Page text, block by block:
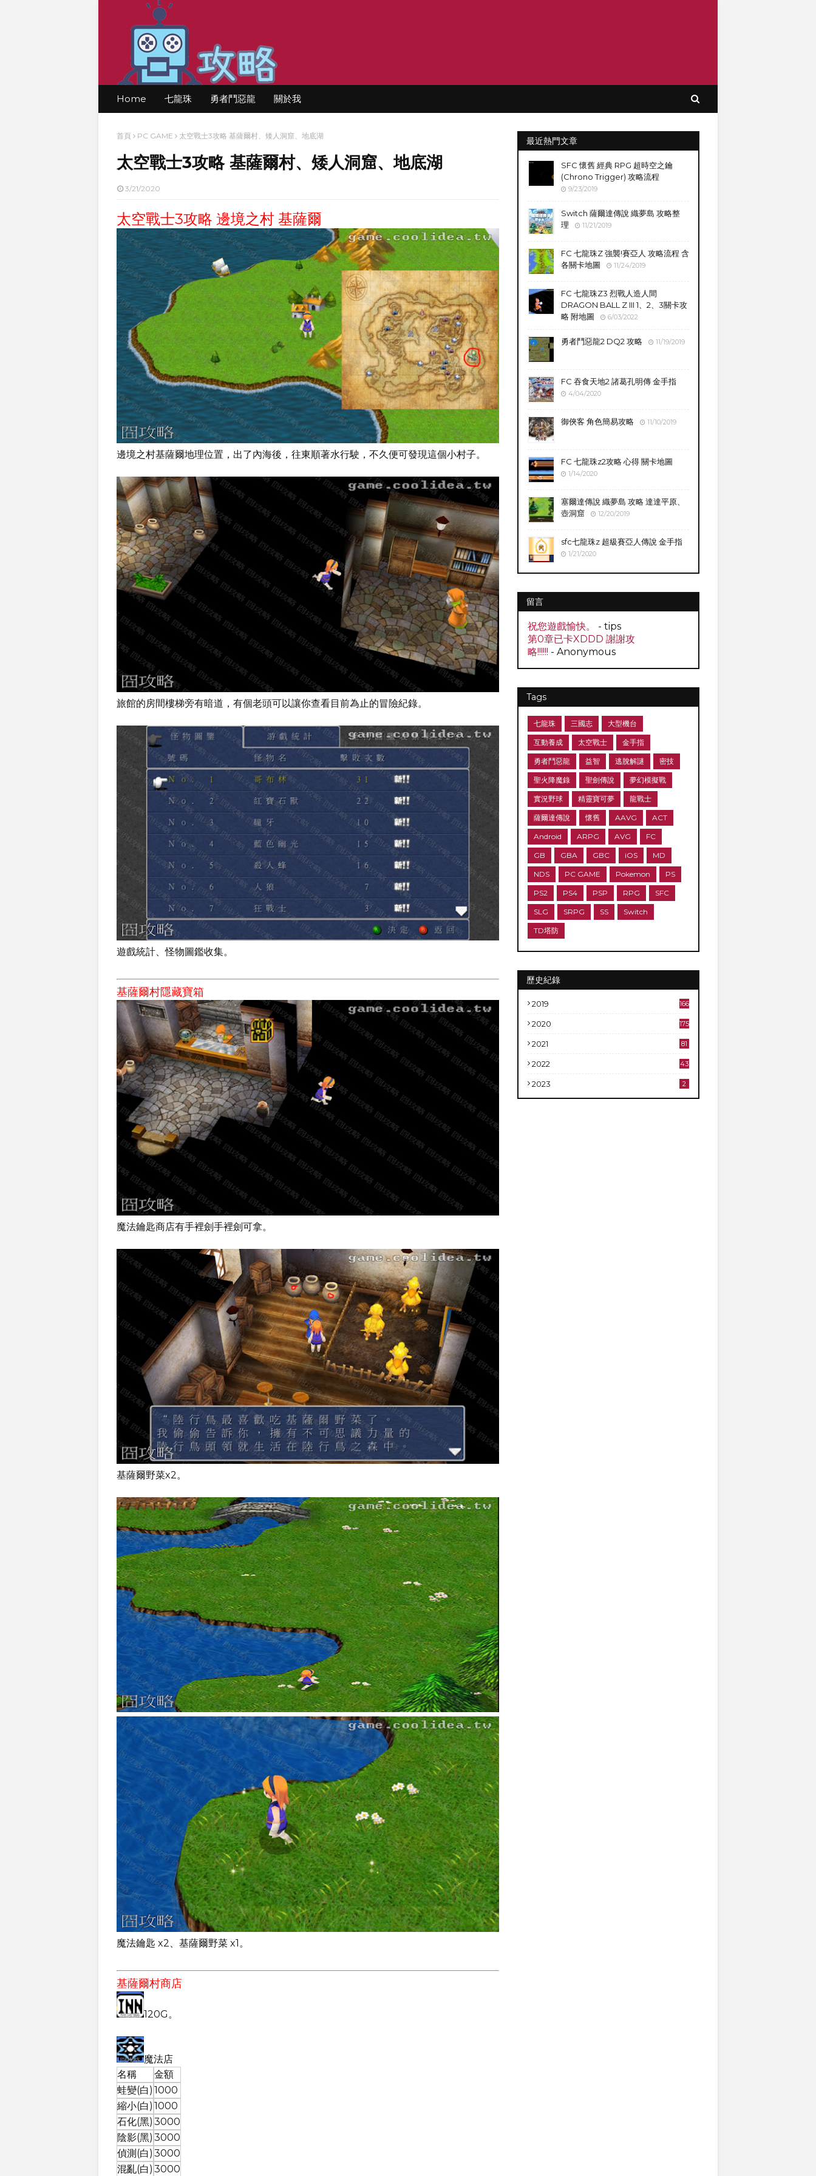
Home 七龍珠 勇者鬥惡龍 關於我
首頁 PC GAME 太空戰士3攻略 基薩爾村、矮人洞窟、地底湖
太空戰士3攻略 基薩爾村、矮人洞窟、地底湖
3/21/2020
太空戰士3攻略 邊境之村 基薩爾
邊境之村基薩爾地理位置，出了內海後，往東順著水行駛，不久便可發現這個小村子。
旅館的房間樓梯旁有暗道，有個老頭可以讓你查看目前為止的冒險紀錄。
遊戲統計、怪物圖鑑收集。
基薩爾村隱藏寶箱
魔法鑰匙商店有手裡劍手裡劍可拿。
基薩爾野菜x2。
魔法鑰匙 x2、基薩爾野菜 x1。
基薩爾村商店
120G。
魔法店
名稱
金額
蛙變(白) 1000
縮小(白) 1000
石化(黑) 3000
陰影(黑) 3000
偵測(白) 3000
混亂(白) 3000
最近熱門文章
SFC 懷舊 經典 RPG 超時空之鑰
(Chrono Trigger) 攻略流程
9/23/2019
Switch 薩爾達傳說 織夢島 攻略整
理
11/21/2019
FC 七龍珠Z 強襲!賽亞人 攻略流程 含
各關卡地圖
11/24/2019
FC 七龍珠Z3 烈戰人造人間
DRAGON BALL Z III 1、2、3關卡攻
略 附地圖
6/03/2022
勇者鬥惡龍2 DQ2 攻略 11/19/2019
FC 吞食天地2 諸葛孔明傳 金手指
4/04/2020
御俠客 角色簡易攻略 11/10/2019
FC 七龍珠z2攻略 心得 關卡地圖
1/14/2020
塞爾達傳說 織夢島 攻略 達達平原、
壺洞窟
12/20/2019
sfc七龍珠z 超級賽亞人傳說 金手指
1/21/2020
留言
祝您遊戲愉快。
- tips
第0章已卡XDDD 謝謝攻
略!!!!!! - Anonymous
Tags
七龍珠 三國志 大型機台
互動養成 太空戰士 金手指
勇者鬥惡龍 益智 逃脫解謎 密技
聖火降魔錄 聖劍傳說 夢幻模擬戰
實況野球 精靈寶可夢 龍戰士
薩爾達傳說 懷舊 AAVG ACT
Android ARPG AVG FC
GB GBA GBC iOS MD
NDS PC GAME Pokemon PS
PS2 PS4 PSP RPG SFC
SLG SRPG SS Switch
TD塔防
歷史紀錄
2019 166
2020 175
2021 81
2022 43
2023 2